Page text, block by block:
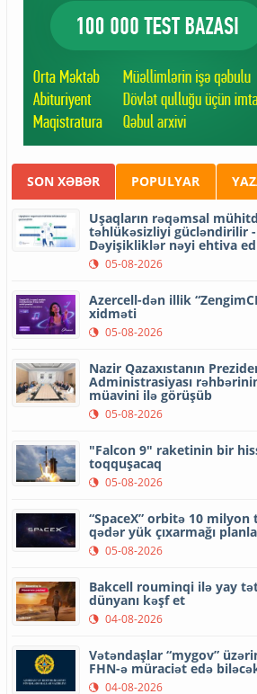
SON XƏBƏR POPULYAR
Uşaqların rəqəmsal
təhlükəsizliyi gücləndirilir -
Dəyişikliklər nəyi ehtiva
05-08-2026
Azercell-dən illik
xidməti
05-08-2026
Nazir Qazaxıstanın
Administrasiyası
müavini ilə görüşüb
05-08-2026
"Falcon 9" raketinin bir
toqquşacaq
05-08-2026
“SpaceX” orbitə 10 milyon
qədər yük çıxarmağı
05-08-2026
Bakcell rouminqi ilə yay
dünyanı kəşf et
04-08-2026
Vətəndaşlar “mygov”
FHN-ə müraciət edə
04-08-2026